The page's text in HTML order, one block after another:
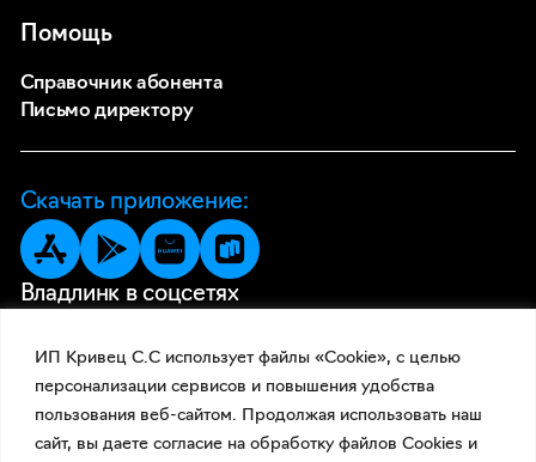
ИП Кривец С.С использует файлы «Cookie», с целью
персонализации сервисов и повышения удобства
пользования веб-сайтом. Продолжая использовать наш
сайт, вы даете согласие на обработку файлов Cookies и
Помощь
Справочник абонента
Письмо директору
Скачать приложение:
Владлинк в соцсетях